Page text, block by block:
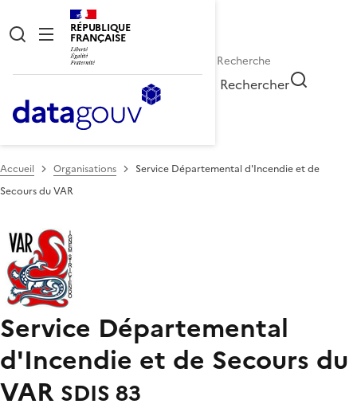
RÉPUBLIQUE
FRANÇAISE
Rechercher
Accueil Organisations
Service Départemental d'Incendie et de
Secours du VAR
Service Départemental
d'Incendie et de Secours du
VAR SDIS 83